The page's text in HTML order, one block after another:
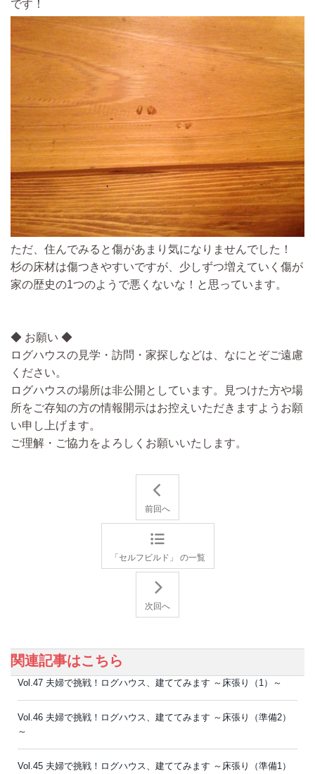
です！
ただ、住んでみると傷があまり気になりませんでした！
杉の床材は傷つきやすいですが、少しずつ増えていく傷が
家の歴史の1つのようで悪くないな！と思っています。
◆ お願い ◆
ログハウスの見学・訪問・家探しなどは、なにとぞご遠慮
ください。
ログハウスの場所は非公開としています。見つけた方や場
所をご存知の方の情報開示はお控えいただきますようお願
い申し上げます。
ご理解・ご協力をよろしくお願いいたします。
前回へ
「セルフビルド」 の一覧
次回へ
関連記事はこちら
Vol.47 夫婦で挑戦！ログハウス、建ててみます ～床張り（1）～
Vol.46 夫婦で挑戦！ログハウス、建ててみます ～床張り（準備2）
～
Vol.45 夫婦で挑戦！ログハウス、建ててみます ～床張り（準備1）